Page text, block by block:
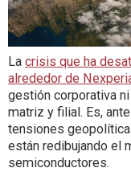
La crisis que ha
alrededor de
gestión corporativa
matriz y filial. Es,
tensiones
están redibujando el
semiconductores.